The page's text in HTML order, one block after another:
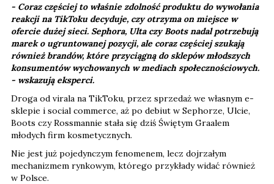
- Coraz częściej to właśnie zdolność produktu do wywołania
reakcji na TikToku decyduje, czy otrzyma on miejsce w
ofercie dużej sieci. Sephora, Ulta czy Boots nadal potrzebują
marek o ugruntowanej pozycji, ale coraz częściej szukają
również brandów, które przyciągną do sklepów młodszych
konsumentów wychowanych w mediach społecznościowych.​
- wskazują eksperci.
Droga od virala na TikToku, przez sprzedaż we własnym e-
sklepie i social commerce, aż po debiut w Sephorze, Ulcie,
Boots czy Rossmannie stała się dziś Świętym Graalem
młodych firm kosmetycznych.
Nie jest już pojedynczym fenomenem, lecz dojrzałym
mechanizmem rynkowym, którego przykłady widać również
w Polsce.